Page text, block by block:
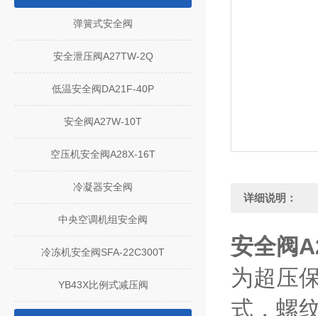
弹簧式安全阀
安全泄压阀A27TW-2Q
低温安全阀DA21F-40P
安全阀A27W-10T
空压机安全阀A28X-16T
冷凝器安全阀
中央空调机组安全阀
冷冻机安全阀SFA-22C300T
YB43X比例式减压阀
详细说明：
安全阀
为超压
式，螺